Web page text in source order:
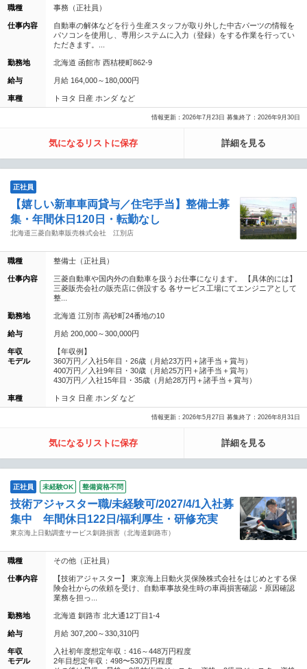
職種 事務（正社員）
仕事内容
自動車の解体などを行う生産スタッフが取り外した中古パーツの情報を
パソコンを使用し、専用システムに入力（登録）をする作業を行ってい
ただきます。...
勤務地 北海道 函館市 西桔梗町862-9
給与 月給 164,000～180,000円
車種 トヨタ 日産 ホンダ など
情報更新：2026年7月23日 募集終了：2026年9月30日
気になるリストに保存 詳細を見る
正社員
【嬉しい新車車両貸与／住宅手当】整備士募
集・年間休日120日・転勤なし
北海道三菱自動車販売株式会社 江別店
職種 整備士（正社員）
仕事内容
三菱自動車や国内外の自動車を扱うお仕事になります。 【具体的には】
三菱販売会社の販売店に併設する 各サービス工場にてエンジニアとして
整...
勤務地 北海道 江別市 高砂町24番地の10
給与 月給 200,000～300,000円
年収
モデル
【年収例】
360万円／入社5年目・26歳（月給23万円＋諸手当＋賞与）
400万円／入社9年目・30歳（月給25万円＋諸手当＋賞与）
430万円／入社15年目・35歳（月給28万円＋諸手当＋賞与）
車種 トヨタ 日産 ホンダ など
情報更新：2026年5月27日 募集終了：2026年8月31日
気になるリストに保存 詳細を見る
正社員 未経験OK 整備資格不問
技術アジャスター職/未経験可/2027/4/1入社募
集中 年間休日122日/福利厚生・研修充実
東京海上日動調査サービス釧路損害（北海道釧路市）
職種 その他（正社員）
仕事内容
【技術アジャスター】 東京海上日動火災保険株式会社をはじめとする保
険会社からの依頼を受け、自動車事故発生時の車両損害確認・原因確認
業務を担っ...
勤務地 北海道 釧路市 北大通12丁目1-4
給与 月給 307,200～330,310円
年収
モデル
入社初年度想定年収：416～448万円程度
2年目想定年収：498〜530万円程度